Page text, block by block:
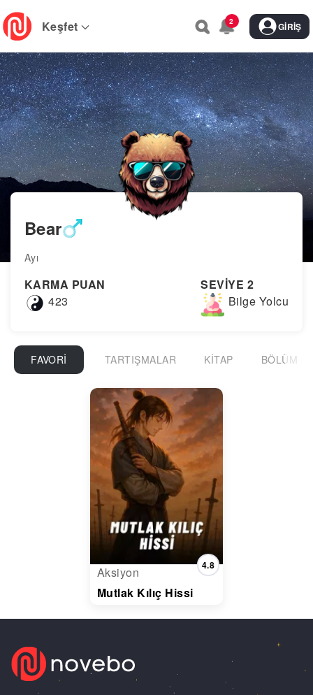
Skip
to
main
navigation
Keşfet 2 GIRIŞ
Bear
Ayı
KARMA PUAN
423
SEVİYE 2
Bilge Yolcu
FAVORI TARTIŞMALAR KITAP BÖLÜM
4.8
Aksiyon
Mutlak Kılıç Hissi